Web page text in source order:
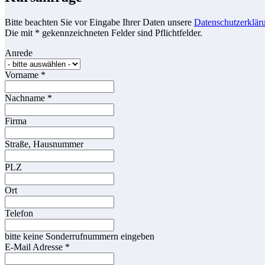
Bitte beachten Sie vor Eingabe Ihrer Daten unsere
Die mit * gekennzeichneten Felder sind Pflichtfelder.
Anrede
Vorname *
Nachname *
Firma
Straße, Hausnummer
PLZ
Ort
Telefon
bitte keine Sonderrufnummern eingeben
E-Mail Adresse *